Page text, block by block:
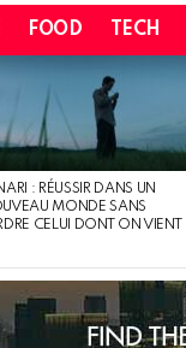
FOOD TECH
: RÉUSSIR DANS UN
MONDE SANS
CELUI DONT ON VIENT